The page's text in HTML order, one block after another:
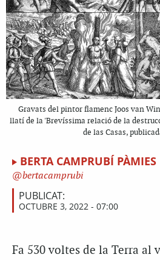
Gravats del pintor flamenc Joos van
llatí de la 'Brevíssima relació de la
de las Casas,
BERTA CAMPRUBÍ PÀMIES
bertacamprubi
PUBLICAT:
OCTUBRE 3, 2022 - 07:00
Fa 530 voltes de la Terra al